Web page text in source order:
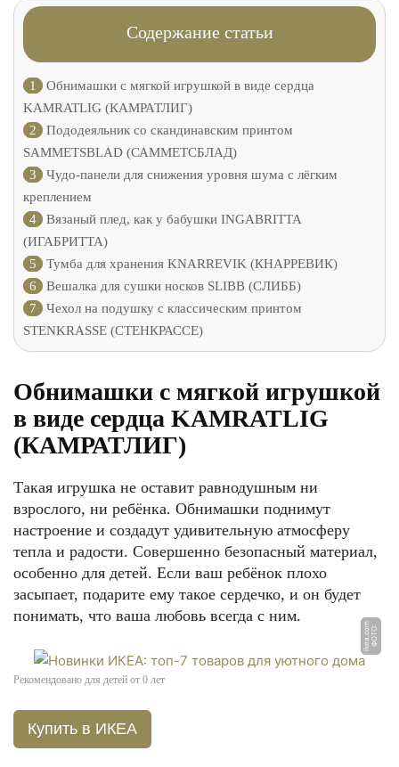
Содержание статьи
1
Обнимашки с мягкой игрушкой в виде сердца
KAMRATLIG (КАМРАТЛИГ)
2
Пододеяльник со скандинавским принтом
SAMMETSBLAD (САММЕТСБЛАД)
3
Чудо-панели для снижения уровня шума с лёгким
креплением
4
Вязаный плед, как у бабушки INGABRITTA
(ИГАБРИТТА)
5
Тумба для хранения KNARREVIK (КНАРРЕВИК)
6
Вешалка для сушки носков SLIBB (СЛИББ)
7
Чехол на подушку с классическим принтом
STENKRASSE (СТЕНКРАССЕ)
Обнимашки с мягкой игрушкой
в виде сердца KAMRATLIG
(КАМРАТЛИГ)
Такая игрушка не оставит равнодушным ни
взрослого, ни ребёнка. Обнимашки поднимут
настроение и создадут удивительную атмосферу
тепла и радости. Совершенно безопасный материал,
особенно для детей. Если ваш ребёнок плохо
засыпает, подарите ему такое сердечко, и он будет
понимать, что ваша любовь всегда с ним.
Ф
О
Т
О:
i
k
e
a.
c
o
m
Рекомендовано для детей от 0 лет
Купить в ИКЕА